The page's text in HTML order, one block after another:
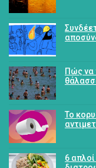
Πώς να
Το
6